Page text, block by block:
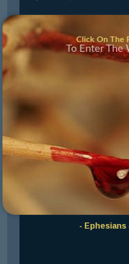
She Is As The
Armies, Song Of
Click
Click On The
To Enter The
- Ephesians